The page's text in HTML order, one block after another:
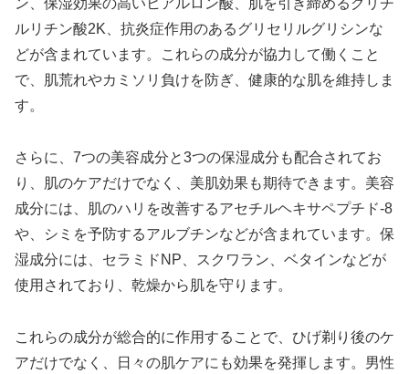
ン、保湿効果の高いヒアルロン酸、肌を引き締めるグリチ
ルリチン酸2K、抗炎症作用のあるグリセリルグリシンな
どが含まれています。これらの成分が協力して働くこと
で、肌荒れやカミソリ負けを防ぎ、健康的な肌を維持しま
す。
さらに、7つの美容成分と3つの保湿成分も配合されてお
り、肌のケアだけでなく、美肌効果も期待できます。美容
成分には、肌のハリを改善するアセチルヘキサペプチド-8
や、シミを予防するアルブチンなどが含まれています。保
湿成分には、セラミドNP、スクワラン、ベタインなどが
使用されており、乾燥から肌を守ります。
これらの成分が総合的に作用することで、ひげ剃り後のケ
アだけでなく、日々の肌ケアにも効果を発揮します。男性